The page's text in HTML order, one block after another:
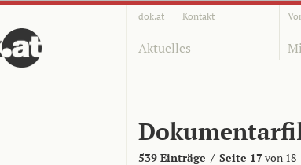
dok.at Kontakt
Aktuelles
539 Einträge / Seite 17von 18